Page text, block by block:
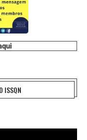
ISSQN